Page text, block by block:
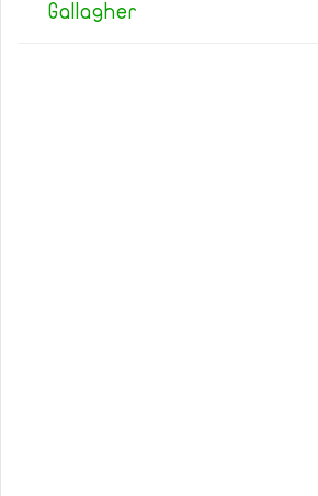
Gallagher